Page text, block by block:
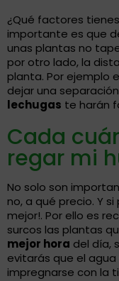
¿Qué factores
importante es que
unas plantas no
por otro lado, la
planta. Por ejemplo
dejar una
lechugas te harán
Cada
regar mi
No solo son
no, a qué precio. Y si
mejor!. Por ello es
surcos las plantas
mejor hora del día,
evitarás que el
impregnarse con la